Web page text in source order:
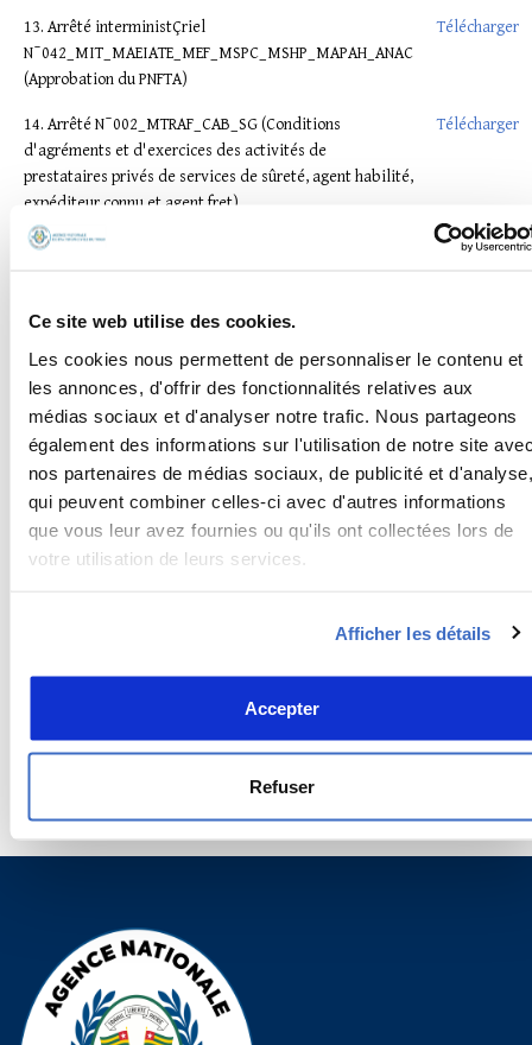
Ce site web utilise des cookies.
Les cookies nous permettent de personnaliser le contenu et
les annonces, d'offrir des fonctionnalités relatives aux
médias sociaux et d'analyser notre trafic. Nous partageons
également des informations sur l'utilisation de notre site
nos partenaires de médias sociaux, de publicité et d'analyse,
qui peuvent combiner celles-ci avec d'autres informations
que vous leur avez fournies ou qu'ils ont collectées lors de
votre utilisation de leurs services.
Afficher les détails
Accepter
Refuser
13. Arrêté interministÇriel
N¯042_MIT_MAEIATE_MEF_MSPC_MSHP_MAPAH_ANAC
(Approbation du PNFTA)
Télécharger
14. Arrêté N¯002_MTRAF_CAB_SG (Conditions
d'agréments et d'exercices des activités de
prestataires privés de services de sûreté, agent habilité,
expéditeur connu et agent fret)
Télécharger
15. Arrêté N¯034_MIT_CAB (Agrément SOTOSUR) Télécharger
TOGO)
17. Décision N¯44_16_ANAC-TOGO (Sanctions
manquements mesures sûreté AIGE)
Télécharger
18. Décision N¯57_20_ANAC_DG_DSF (Amendement du
AVSEC)
Télécharger
19. RANT 09_Facilitation (2ème Edition-Révision 01-Mai
2025)
Télécharger
Affichage des éléments 1 à 23 sur 23 éléments